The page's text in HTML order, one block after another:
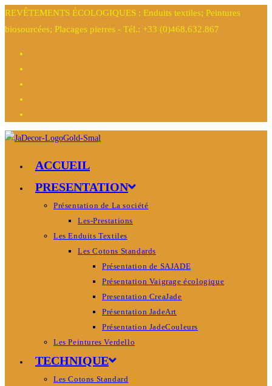
REVÊTEMENTS ÉCOLOGIQUES : Enduits textiles; Peintures
biosourcées; Placages pierres - Tél.: +33 (0)468.632.867
ACCUEIL
PRESENTATION
Présentation de La société
Les-Prestations
Les Enduits Textiles
Les Cotons Standards
Présentation de SAJADE
Présentation Vaigrage écologique
Presentation CreaJade
Présentation JadeArt
Présentation JadeCouleurs
Les Peintures Verdello
TECHNIQUE
Les Cotons Standard